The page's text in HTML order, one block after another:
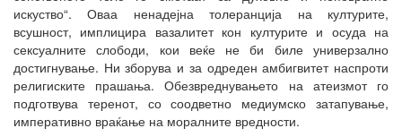
искуство“. Оваа ненадејна толеранција на културите,
всушност, имплицира вазалитет кон културите и осуда на
сексуалните слободи, кои веќе не би биле универзално
достигнување. Ни зборува и за одреден амбигвитет наспроти
религиските прашања. Обезвреднувањето на атеизмот го
подготвува теренот, со соодветно медиумско затапување,
императивно враќање на моралните вредности.